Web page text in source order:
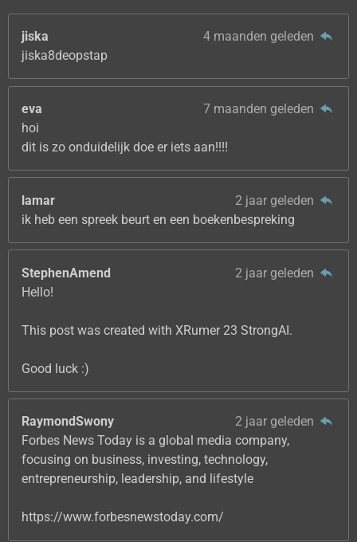
jiska
4 maanden geleden
jiska8deopstap
eva
7 maanden geleden
hoi
dit is zo onduidelijk doe er iets aan!!!!
lamar
2 jaar geleden
ik heb een spreek beurt en een boekenbespreking
StephenAmend
2 jaar geleden
Hello!
This post was created with XRumer 23 StrongAI.
Good luck :)
RaymondSwony
2 jaar geleden
Forbes News Today is a global media company,
focusing on business, investing, technology,
entrepreneurship, leadership, and lifestyle
https://www.forbesnewstoday.com/